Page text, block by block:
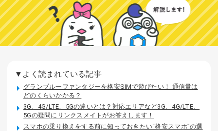
▼よく読まれている記事
グランブルーファンタジーを格安SIMで遊びたい！ 通信量は
どのくらいかかる？
3G、4G/LTE、5Gの違いとは？対応エリアなど3G、4G/LTE、
5Gの疑問にリンクスメイトがお答えします！
スマホの乗り換えをする前に知っておきたい“格安スマホ”の選